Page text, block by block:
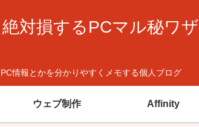
対損するPCマル秘ワザ
情報とかを分かりやすくメモする個人ブログ
ウェブ制作 Affinity